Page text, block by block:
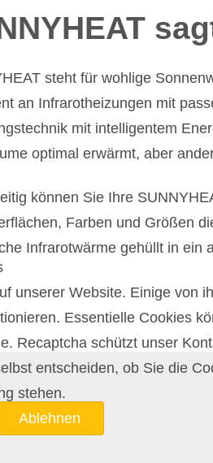
steht für wohlige
an Infrarotheizungen mit
mit intelligentem
optimal erwärmt, aber
können Sie Ihre
Farben und Größen
Infrarotwärme gehüllt in ein
unserer Website. Einige von
Essentielle Cookies
Recaptcha schützt unser
entscheiden, ob Sie die
stehen.
Ablehnen